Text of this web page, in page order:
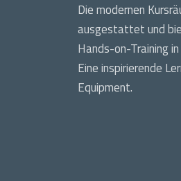
Die modernen
ausgestattet und
Hands-on-Training
Eine inspirierende
Equipment.